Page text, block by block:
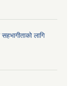
सहभागीताको लागि